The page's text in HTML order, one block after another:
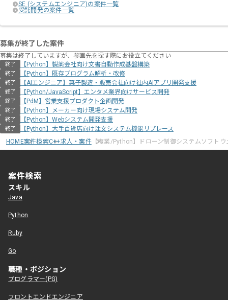
SE (システムエンジニア)の案件一覧
受託開発の案件一覧
募集が終了した案件
募集は終了していますが、参画先を探す際にお役立てください
終了 【Python】製薬会社向け文書自動作成基盤構築
終了 【Python】既存プログラム解析・改修
終了 【AIエンジニア】菓子製造・販売会社向け社内AIアプリ開発支援
終了 【Python/JavaScript】エンタメ業界向けサービス開発
終了 【PdM】営業支援プロダクト企画開発
終了 【Python】メーカー向け現場システム開発
終了 【Python】Webシステム開発支援
終了
【Python】大手百貨店向け注文システム機能リプレース
HOME案件検索C++求人・案件【複業/Python】ドローン制御システムソフトウ
案件検索
スキル
Java
Python
Ruby
Go
職種・ポジション
プログラマー(PG)
フロントエンドエンジニア